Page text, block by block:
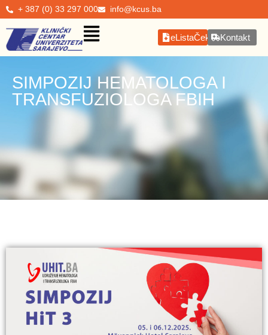
+ 387 (0) 33 297 000 info@kcus.ba
eListaČekanjaKontakt
SIMPOZIJ HEMATOLOGA I
TRANSFUZIOLOGA FBIH